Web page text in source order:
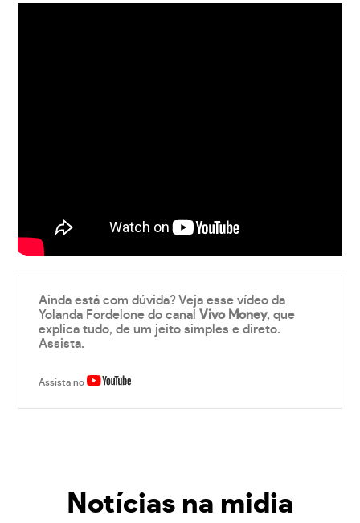
Ainda está com dúvida? Veja esse vídeo da
Yolanda Fordelone do canalVivo Money, que
explica tudo, de um jeito simples e direto.
Assista.
Assista no
Notícias na midia